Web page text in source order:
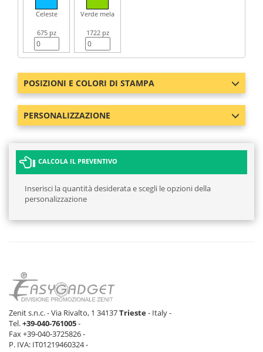
Celeste
675 pz
Verde mela
1722 pz
POSIZIONI E COLORI DI STAMPA
PERSONALIZZAZIONE
CALCOLA IL PREVENTIVO
Inserisci la quantità desiderata e scegli le opzioni della
personalizzazione
Zenit s.n.c. - Via Rivalto, 1 34137Trieste- Italy -
Tel.+39-040-761005-
Fax +39-040-3725826 -
P. IVA: IT01219460324 -